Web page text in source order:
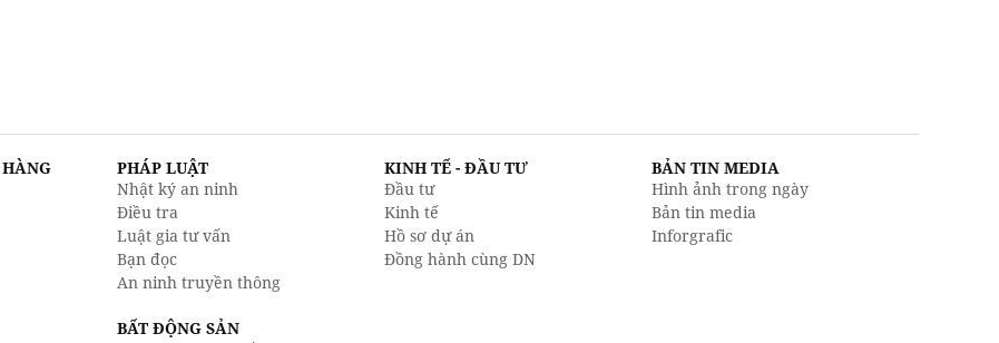
PHÁP LUẬT
Nhật ký an ninh
Điều tra
Luật gia tư vấn
Bạn đọc
An ninh truyền thông
KINH TẾ - ĐẦU TƯ
Đầu tư
Kinh tế
Hồ sơ dự án
Đồng hành cùng DN
BẢN TIN MEDIA
Hình ảnh trong ngày
Bản tin media
Inforgrafic
BẤT ĐỘNG SẢN